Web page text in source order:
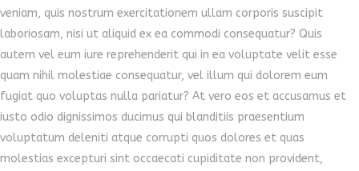
veniam, quis nostrum exercitationem ullam corporis suscipit
laboriosam, nisi ut aliquid ex ea commodi consequatur? Quis
autem vel eum iure reprehenderit qui in ea voluptate velit esse
quam nihil molestiae consequatur, vel illum qui dolorem eum
fugiat quo voluptas nulla pariatur? At vero eos et accusamus et
iusto odio dignissimos ducimus qui blanditiis praesentium
voluptatum deleniti atque corrupti quos dolores et quas
molestias excepturi sint occaecati cupiditate non provident,